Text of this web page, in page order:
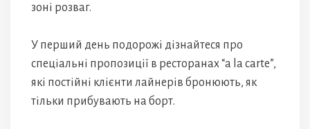
зоні розваг.
У перший день подорожі дізнайтеся про
спеціальні пропозиції в ресторанах “a la carte”,
які постійні клієнти лайнерів бронюють, як
тільки прибувають на борт.